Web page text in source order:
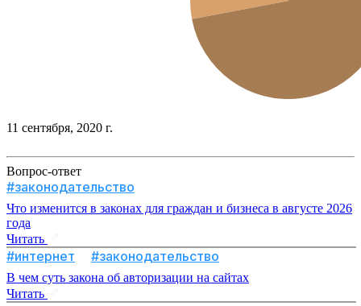
11 сентября, 2020 г.
Вопрос-ответ
#законодательство
Что изменится в законах для граждан и бизнеса в августе 2026
года
Читать
#интернет #законодательство
В чем суть закона об авторизации на сайтах
Читать